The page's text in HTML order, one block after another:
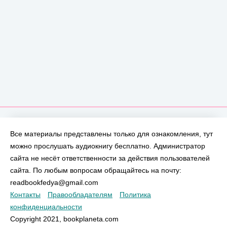
Все материалы представлены только для ознакомления, тут
можно прослушать аудиокнигу бесплатно. Администратор
сайта не несёт ответственности за действия пользователей
сайта. По любым вопросам обращайтесь на почту:
readbookfedya@gmail.com
Контакты
Правообладателям
Политика
конфиденциальности
Copyright 2021, bookplaneta.com